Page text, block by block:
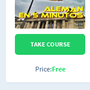
TAKE COURSE
Price:Free